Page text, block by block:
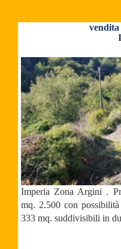
Imperia Zona Argini .
mq. 2.500 con
333 mq. suddivisibili in